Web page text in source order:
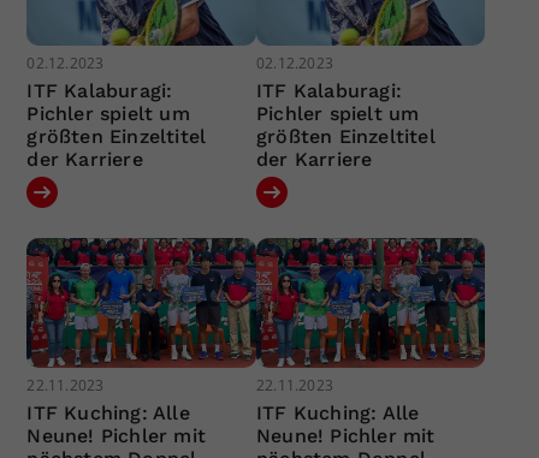
02.12.2023
ITF Kalaburagi:
Pichler spielt um
größten Einzeltitel
der Karriere
02.12.2023
ITF Kalaburagi:
Pichler spielt um
größten Einzeltitel
der Karriere
22.11.2023
ITF Kuching: Alle
Neune! Pichler mit
22.11.2023
ITF Kuching: Alle
Neune! Pichler mit